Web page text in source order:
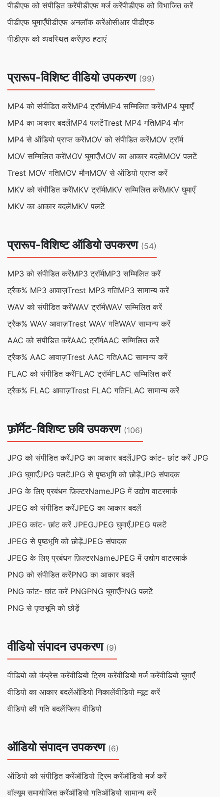
पीडीएफ को संपीड़ित करेंपीडीएफ मर्ज करेंपीडीएफ को विभाजित करें
पीडीएफ घुमाएँपीडीएफ अनलॉक करेंओसीआर पीडीएफ
पीडीएफ को व्यवस्थित करेंपृष्ठ हटाएं
प्रारूप-विशिष्ट वीडियो उपकरण (99)
MP4 को संपीडित करेंMP4 ट्रॉर्मMP4 सम्मिलित करेंMP4 घुमाएँ
MP4 का आकार बदलेंMP4 पलटेंTrest MP4 गतिMP4 मौन
MP4 से ऑडियो प्राप्त करेंMOV को संपीडित करेंMOV ट्रॉर्म
MOV सम्मिलित करेंMOV घुमाएँMOV का आकार बदलेंMOV पलटें
Trest MOV गतिMOV मौनMOV से ऑडियो प्राप्त करें
MKV को संपीडित करेंMKV ट्रॉर्मMKV सम्मिलित करेंMKV घुमाएँ
MKV का आकार बदलेंMKV पलटें
प्रारूप-विशिष्ट ऑडियो उपकरण (54)
MP3 को संपीडित करेंMP3 ट्रॉर्मMP3 सम्मिलित करें
ट्रैक% MP3 आवाज़Trest MP3 गतिMP3 सामान्य करें
WAV को संपीडित करेंWAV ट्रॉर्मWAV सम्मिलित करें
ट्रैक% WAV आवाज़Trest WAV गतिWAV सामान्य करें
AAC को संपीडित करेंAAC ट्रॉर्मAAC सम्मिलित करें
ट्रैक% AAC आवाज़Trest AAC गतिAAC सामान्य करें
FLAC को संपीडित करेंFLAC ट्रॉर्मFLAC सम्मिलित करें
ट्रैक% FLAC आवाज़Trest FLAC गतिFLAC सामान्य करें
फ़ॉर्मेट-विशिष्ट छवि उपकरण (106)
JPG को संपीडित करेंJPG का आकार बदलेंJPG कांट- छांट करें JPG
JPG घुमाएँJPG पलटेंJPG से पृष्ठभूमि को छोड़ेंJPG संपादक
JPG के लिए प्रबंधन फ़िल्टरNameJPG में उद्योग वाटरमार्क
JPEG को संपीडित करेंJPEG का आकार बदलें
JPEG कांट- छांट करें JPEGJPEG घुमाएँJPEG पलटें
JPEG से पृष्ठभूमि को छोड़ेंJPEG संपादक
JPEG के लिए प्रबंधन फ़िल्टरNameJPEG में उद्योग वाटरमार्क
PNG को संपीडित करेंPNG का आकार बदलें
PNG कांट- छांट करें PNGPNG घुमाएँPNG पलटें
PNG से पृष्ठभूमि को छोड़ें
वीडियो संपादन उपकरण (9)
वीडियो को कंप्रेस करेंवीडियो ट्रिम करेंवीडियो मर्ज करेंवीडियो घुमाएँ
वीडियो का आकार बदलेंऑडियो निकालेंवीडियो म्यूट करें
वीडियो की गति बदलेंफ्लिप वीडियो
ऑडियो संपादन उपकरण (6)
ऑडियो को संपीड़ित करेंऑडियो ट्रिम करेंऑडियो मर्ज करें
वॉल्यूम समायोजित करेंऑडियो गतिऑडियो सामान्य करें